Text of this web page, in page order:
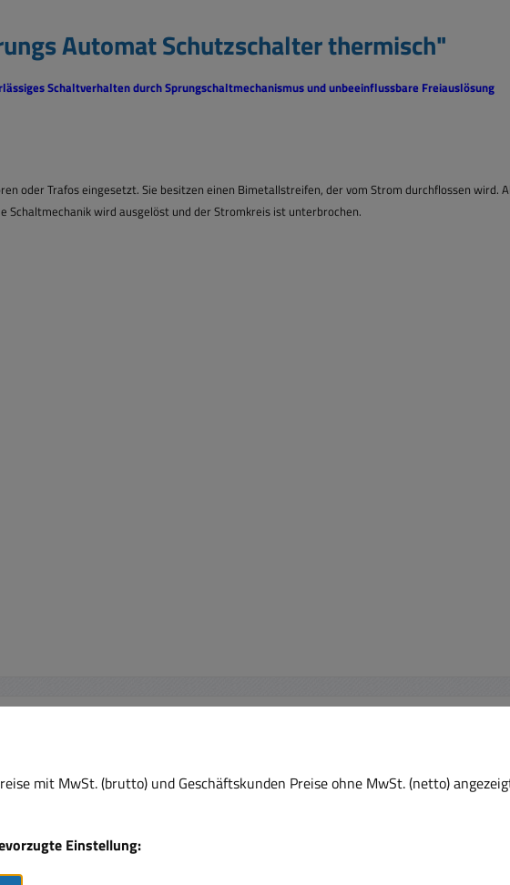
Automat Schutzschalter thermisch"
Schaltverhalten durch Sprungschaltmechanismus und unbeeinflussbare Freiauslösung
oder Trafos eingesetzt. Sie besitzen einen Bimetallstreifen, der vom Strom durchflossen wird.
wird ausgelöst und der Stromkreis ist unterbrochen.
%Rabatt % Rabatt
mit MwSt. (brutto) und Geschäftskunden Preise ohne MwSt. (netto)
Einstellung: